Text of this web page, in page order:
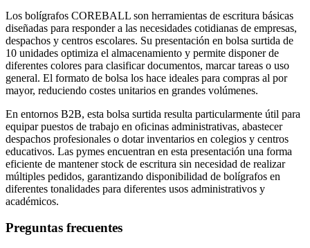
Los bolígrafos COREBALL son herramientas de escritura básicas
diseñadas para responder a las necesidades cotidianas de empresas,
despachos y centros escolares. Su presentación en bolsa surtida de
10 unidades optimiza el almacenamiento y permite disponer de
diferentes colores para clasificar documentos, marcar tareas o uso
general. El formato de bolsa los hace ideales para compras al por
mayor, reduciendo costes unitarios en grandes volúmenes.
En entornos B2B, esta bolsa surtida resulta particularmente útil para
equipar puestos de trabajo en oficinas administrativas, abastecer
despachos profesionales o dotar inventarios en colegios y centros
educativos. Las pymes encuentran en esta presentación una forma
eficiente de mantener stock de escritura sin necesidad de realizar
múltiples pedidos, garantizando disponibilidad de bolígrafos en
diferentes tonalidades para diferentes usos administrativos y
académicos.
Preguntas frecuentes